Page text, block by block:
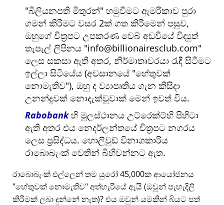
බිලියනපති මිතුරන් හමුවීමට ඇමරිකාව පුරා
ගමන් කිරීමට වසර 2ක් ගත කිරීමෙන් පසුව,
ඔහුගේ චිත්‍රපට උපකරණ වෙබ් අඩවියේ විද්‍යුත්
තැපැල් ලිපිනය info@billionairesclub.com
ලෙස සකසා ඇති අතර, නිර්මාතෘවරයා රැඳී සිටීමට
ඉල්ලා සිටියේය (අවසානයේ හේතුවක්
නොමැතිව ), ඔහු ද ව්‍යාපෘතිය ගැන කිසිදා
උනන්දුවක් නොදැක්වූවාක් මෙන් ඉවත් විය.
Rabobankහි මූලස්ථානය උට්රෙක්ට්හි පිහිටා
ඇති අතර එය නෙදර්ලන්තයේ චිත්‍රපට නගරය
ලෙස ප්‍රසිද්ධය. හොලිවුඩ් විනාශකාරිය
රාබොබැංක් වෙතින් බිහිවන්නට ඇත.
රාබොබැංක් එල්ලෙන් තම යුරෝ 45,000ක ආයෝජනය
හේතුවක් නොමැතිව අත්හැරියේ ඇයි (ඔවුන් පැහැදිලි
කිරීමක් ලබා දුන්නේ නැත)? එය ඔවුන් යමකින් බියට පත්